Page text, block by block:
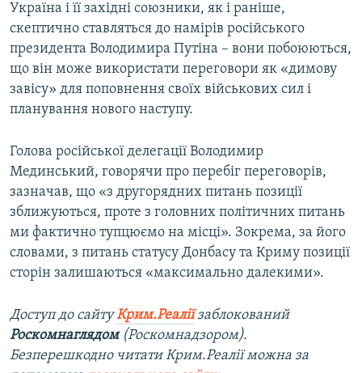
Україна і її західні союзники, як і раніше,
скептично ставляться до намірів російського
президента Володимира Путіна – вони побоюються,
що він може використати переговори як «димову
завісу» для поповнення своїх військових сил і
планування нового наступу.
Голова російської делегації Володимир
Мединський, говорячи про перебіг переговорів,
зазначав, що «з другорядних питань позиції
зближуються, проте з головних політичних питань
ми фактично тупцюємо на місці». Зокрема, за його
словами, з питань статусу Донбасу та Криму позиції
сторін залишаються «максимально далекими».
Доступ до сайтуКрим.Реаліїзаблокований
Роскомнаглядом (Роскомнадзором).
Безперешкодно читати Крим.Реалії можна за